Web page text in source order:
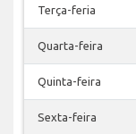
Terça-feria
Quarta-feira
Quinta-feira
Sexta-feira